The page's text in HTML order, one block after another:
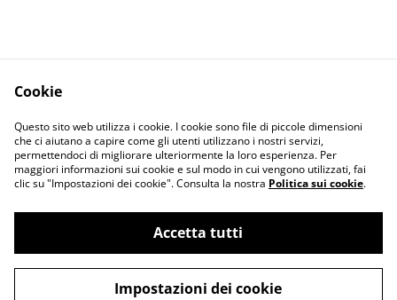
Contact Us
Legal Terms
Privacy Policy
Cookie Policy
©2026sah.crame
Cookie
Questo sito web utilizza i cookie. I cookie sono file di piccole dimensioni
che ci aiutano a capire come gli utenti utilizzano i nostri servizi,
permettendoci di migliorare ulteriormente la loro esperienza. Per
maggiori informazioni sui cookie e sul modo in cui vengono utilizzati, fai
clic su "Impostazioni dei cookie". Consulta la nostra Politica sui cookie.
Accetta tutti
Impostazioni dei cookie